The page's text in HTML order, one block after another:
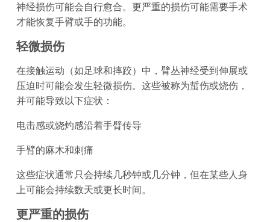
神经损伤可能会自行愈合。更严重的损伤可能需要手术
才能恢复手臂或手的功能。
轻微损伤
在接触运动（如足球和摔跤）中，臂丛神经受到伸展或
压迫时可能会发生轻微损伤。这些被称为蜇伤或烧伤，
并可能导致以下症状：
电击感或烧灼感沿着手臂传导
手臂的麻木和刺痛
这些症状通常只会持续几秒钟或几分钟，但在某些人身
上可能会持续数天或更长时间。
更严重的损伤